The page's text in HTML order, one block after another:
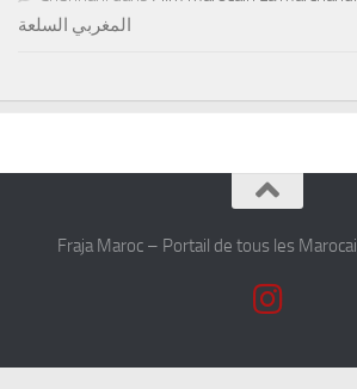
المغربي السلعة
Fraja Maroc – Portail de tous les